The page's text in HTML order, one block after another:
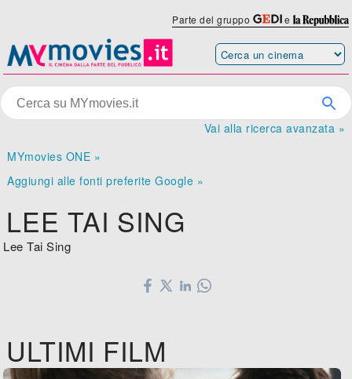
Parte del gruppo e
Vai alla ricerca avanzata »
MYmovies ONE »
Aggiungi alle fonti preferite Google »
LEE TAI SING
Lee Tai Sing
ULTIMI FILM